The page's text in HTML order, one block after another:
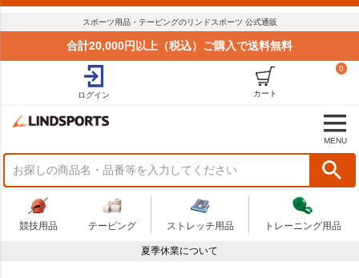
スポーツ用品・テーピングのリンドスポーツ 公式通販
合計20,000円以上（税込）ご購入で送料無料
ログイン
0
カート
MENU
競技用品 テーピング ストレッチ用品 トレーニング用品
夏季休業について
標準
新着順
価格が安い順
価格が高い順
セール
まとめてお得
アウトレット